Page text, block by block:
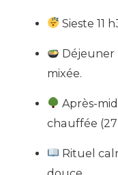
Sieste 11
Déjeuner
mixée.
Après-
chauffée (27
Rituel